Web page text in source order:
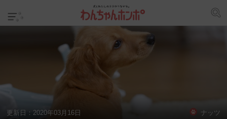
更新日： 2020年03月16日 ナッツ